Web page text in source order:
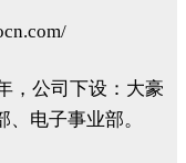
，公司下设：大豪
电子事业部。